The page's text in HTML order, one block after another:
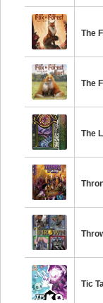
The
The
The
Tic